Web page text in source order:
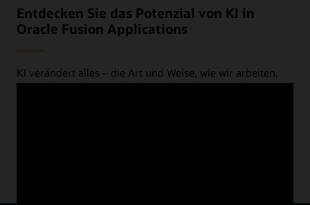
Entdecken Sie das Potenzial von KI in
Oracle Fusion Applications
KI verändert alles – die Art und Weise, wie wir arbeiten,
Geschäfte machen, Lieferketten betreiben, Kunden